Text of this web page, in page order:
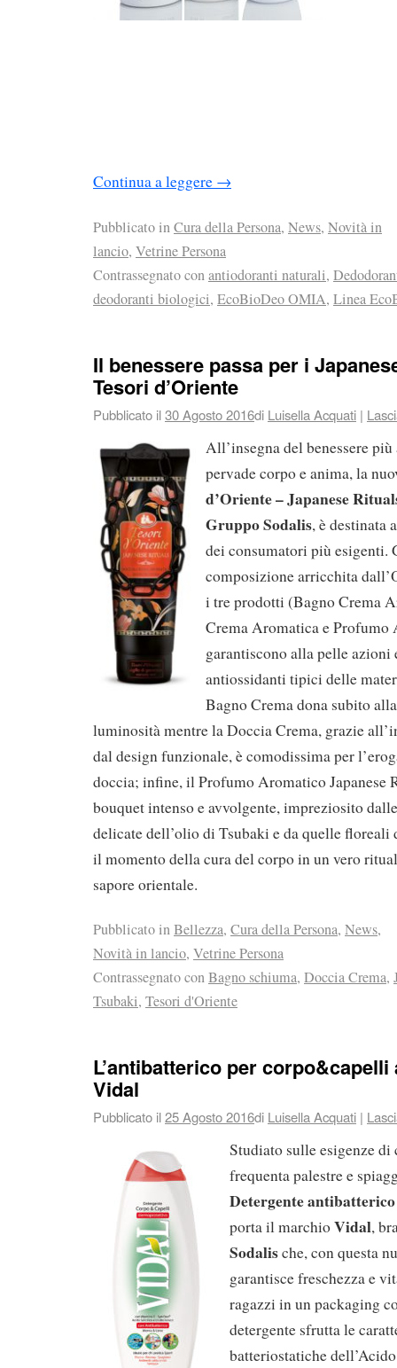
Continua a leggere →
Pubblicato inCura della Persona, News, Novità in
lancio, Vetrine Persona
Contrassegnato conantiodoranti naturali,
deodoranti biologici, EcoBioDeo OMIA, Linea
Il benessere passa per i
Tesori d’Oriente
Pubblicato il30 Agosto 2016di Luisella Acquati |
All’insegna del benessere
pervade corpo e anima, la
d’Oriente – Japanese
Gruppo Sodalis, è destinata
dei consumatori più esigenti.
composizione arricchita
i tre prodotti (Bagno Crema
Crema Aromatica e Profumo
garantiscono alla pelle
antiossidanti tipici delle
Bagno Crema dona subito
luminosità mentre la Doccia Crema, grazie
dal design funzionale, è comodissima per
doccia; infine, il Profumo Aromatico Japanese
bouquet intenso e avvolgente, impreziosito
delicate dell’olio di Tsubaki e da quelle floreali
il momento della cura del corpo in un vero
sapore orientale.
Pubblicato inBellezza, Cura della Persona, News,
Novità in lancio, Vetrine Persona
Contrassegnato conBagno schiuma, Doccia Crema,
Tsubaki, Tesori d'Oriente
L’antibatterico per
Vidal
Pubblicato il25 Agosto 2016di Luisella Acquati |
Studiato sulle esigenze
frequenta palestre e
Detergente
porta il marchioVidal,
Sodalische, con questa
garantisce freschezza e
ragazzi in un packaging
detergente sfrutta le
batteriostatiche